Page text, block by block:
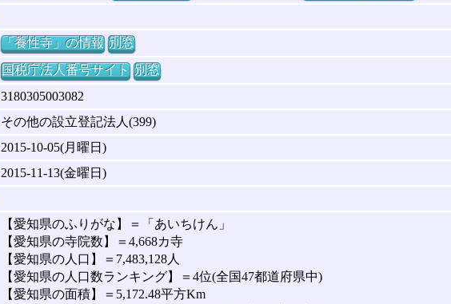
「養性寺」の情報 別窓
国税庁法人番号サイト 別窓
3180305003082
その他の設立登記法人(399)
2015-10-05(月曜日)
2015-11-13(金曜日)
【愛知県のふりがな】＝「あいちけん」
【愛知県の寺院数】＝4,668カ寺
【愛知県の人口】＝7,483,128人
【愛知県の人口数ランキング】＝4位(全国47都道府県中)
【愛知県の面積】＝5,172.48平方Km